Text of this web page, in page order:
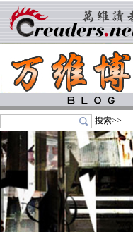
搜索>>